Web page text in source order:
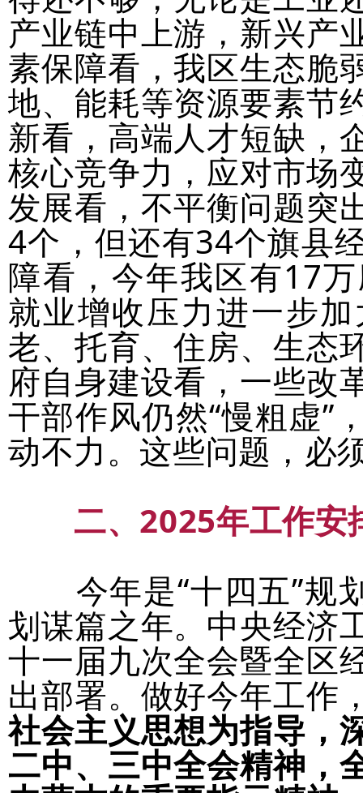
产业链中上游，新兴产
素保障看，我区生态脆
地、能耗等资源要素节
新看，高端人才短缺，
核心竞争力，应对市场
发展看，不平衡问题突
4个，但还有34个旗县
障看，今年我区有17
就业增收压力进一步
老、托育、住房、生态
府自身建设看，一些改
干部作风仍然“慢粗虚”
动不力。这些问题，必
二、2025年工作安
今年是“十四五”规
划谋篇之年。中央经济
十一届九次全会暨全区
出部署。做好今年工作
社会主义思想为指导，
二中、三中全会精神，